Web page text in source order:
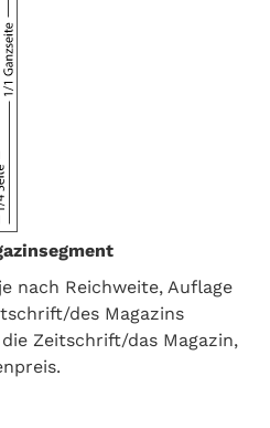
nach Reichweite, Auflage
des Magazins
Zeitschrift/das Magazin,